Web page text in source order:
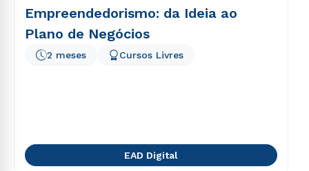
Empreendedorismo: da Ideia ao
Plano de Negócios
2 meses Cursos Livres
EAD Digital